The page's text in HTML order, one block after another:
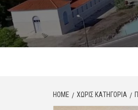
HOME ΧΩΡΊΣ ΚΑΤΗΓΟΡΊΑ